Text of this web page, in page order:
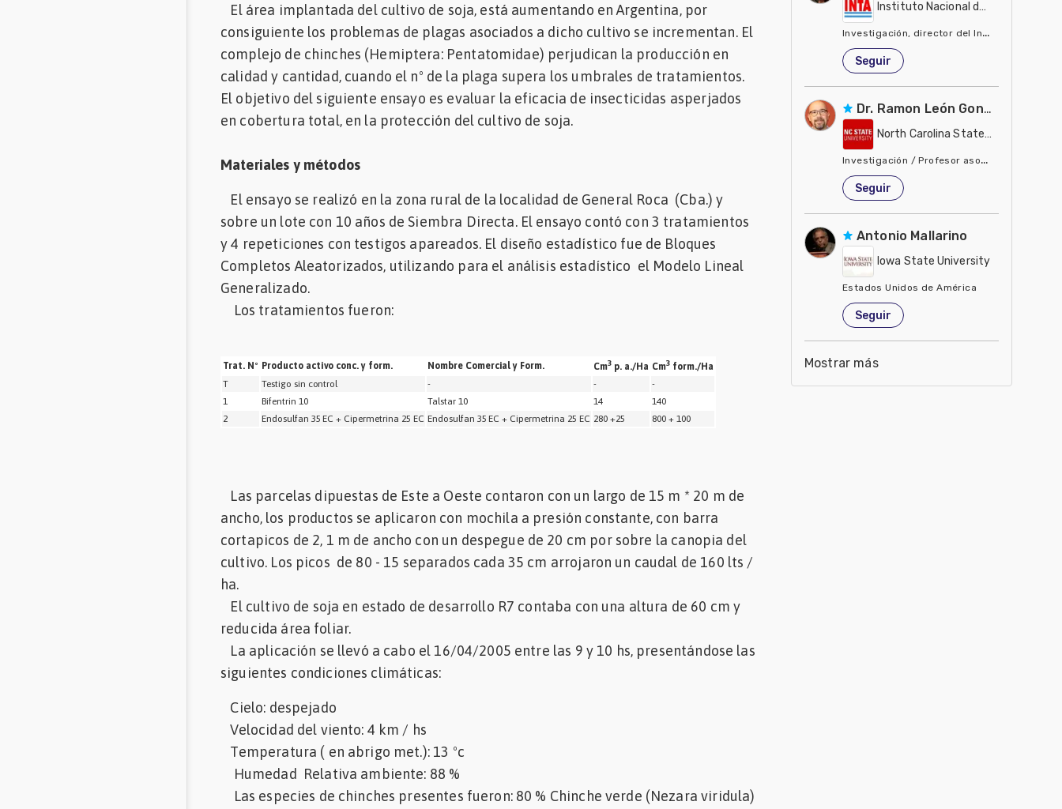
El área implantada del cultivo de soja, está aumentando en Argentina, por
consiguiente los problemas de plagas asociados a dicho cultivo se incrementan. El
complejo de chinches (Hemiptera: Pentatomidae) perjudican la producción en
calidad y cantidad, cuando el nº de la plaga supera los umbrales de tratamientos.
El objetivo del siguiente ensayo es evaluar la eficacia de insecticidas asperjados
en cobertura total, en la protección del cultivo de soja.
Materiales y métodos
El ensayo se realizó en la zona rural de la localidad de General Roca (Cba.) y
sobre un lote con 10 años de Siembra Directa. El ensayo contó con 3 tratamientos
y 4 repeticiones con testigos apareados. El diseño estadístico fue de Bloques
Completos Aleatorizados, utilizando para el análisis estadístico el Modelo Lineal
Generalizado.
Los tratamientos fueron:
Trat. Nº Producto activo conc. y form. Nombre Comercial y Form. Cm3p. a./Ha Cm3form./Ha
T
Testigo sin control - -
-
1
Bifentrin 10 Talstar 10 14
140
2
Endosulfan 35 EC + Cipermetrina 25 EC Endosulfan 35 EC + Cipermetrina 25 EC 280 +25 800 + 100
Las parcelas dipuestas de Este a Oeste contaron con un largo de 15 m * 20 m de
ancho, los productos se aplicaron con mochila a presión constante, con barra
cortapicos de 2, 1 m de ancho con un despegue de 20 cm por sobre la canopia del
cultivo. Los picos de 80 - 15 separados cada 35 cm arrojaron un caudal de 160 lts /
ha.
El cultivo de soja en estado de desarrollo R7 contaba con una altura de 60 cm y
reducida área foliar.
La aplicación se llevó a cabo el 16/04/2005 entre las 9 y 10 hs, presentándose las
siguientes condiciones climáticas:
Cielo: despejado
Velocidad del viento: 4 km / hs
Temperatura ( en abrigo met.): 13 ºc
Humedad Relativa ambiente: 88 %
Las especies de chinches presentes fueron: 80 % Chinche verde (Nezara viridula)
Instituto Nacional de Tecnología
Investigación, director del Instituto de
Estados Unidos de América
Seguir
Dr. Ramon León González
North Carolina State University -
Investigación / Profesor asociado, biología y
Estados Unidos de América
Seguir
Antonio Mallarino
Iowa State University
Estados Unidos de América
Seguir
Mostrar más